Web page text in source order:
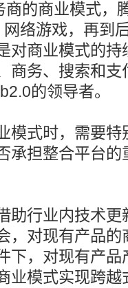
商的商业模式，
络游戏，再到
对商业模式的
商务、搜索和
的领导者。
模式时，需要
承担整合平台
助行业内技术
，对现有产品
下，对现有产
业模式实现跨